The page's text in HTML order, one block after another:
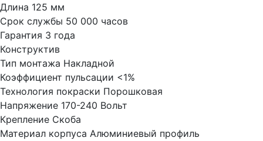
Длина 125 мм
Срок службы 50 000 часов
Гарантия 3 года
Конструктив
Тип монтажа Накладной
Коэффициент пульсации <1%
Технология покраски Порошковая
Напряжение 170-240 Вольт
Крепление Скоба
Материал корпуса Алюминиевый профиль